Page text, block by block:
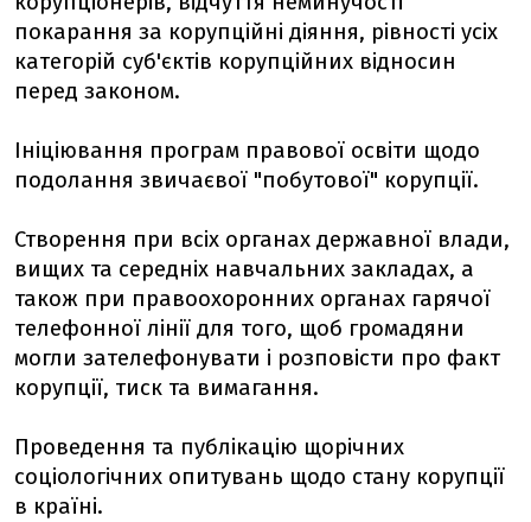
покарання за корупційні діяння, рівності усіх
категорій суб'єктів корупційних відносин
перед законом.
Ініціювання програм правової освіти щодо
подолання звичаєвої "побутової" корупції.
Створення при всіх органах державної влади,
вищих та середніх навчальних закладах, а
також при правоохоронних органах гарячої
телефонної лінії для того, щоб громадяни
могли зателефонувати і розповісти про факт
корупції, тиск та вимагання.
Проведення та публікацію щорічних
соціологічних опитувань щодо стану корупції
в країні.